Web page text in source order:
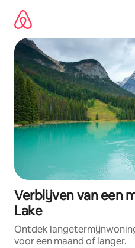
direct
naar
inhoud
Verblijven van een
Lake
Ontdek
voor een maand of langer.